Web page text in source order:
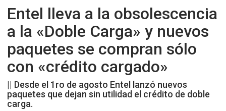
Entel lleva a la obsolescencia
a la «Doble Carga» y nuevos
paquetes se compran sólo
con «crédito cargado»
|| Desde el 1ro de agosto Entel lanzó nuevos
paquetes que dejan sin utilidad el crédito de doble
carga.